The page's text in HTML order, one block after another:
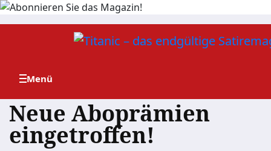
Zum
Neue Aboprämien
eingetroffen!